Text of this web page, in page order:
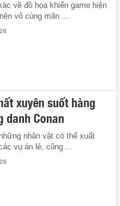
về đồ họa khiến game hiện
vô cùng mãn ...
xuyên suốt hàng
danh Conan
nhân vật có thể xuất
vụ án lẻ, cũng ...